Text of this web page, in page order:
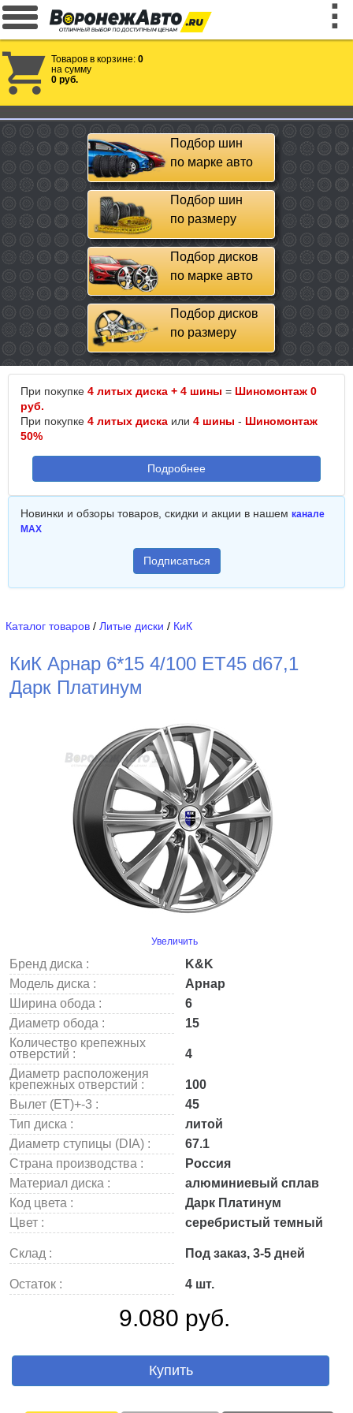
Товаров в корзине: 0
на сумму
0 руб.
Подбор шин
по марке авто
Подбор шин
по размеру
Подбор дисков
по марке авто
Подбор дисков
по размеру
При покупке 4 литых диска + 4 шины = Шиномонтаж 0
руб.
При покупке 4 литых диска или 4 шины - Шиномонтаж
50%
Подробнее
Новинки и обзоры товаров, скидки и акции в нашем канале
MAX
Подписаться
Каталог товаров / Литые диски / КиК
КиК Арнар 6*15 4/100 ET45 d67,1
Дарк Платинум
Увеличить
Бренд диска :
K&K
Модель диска :
Арнар
Ширина обода :
6
Диаметр обода :
15
Количество крепежных
отверстий :
4
Диаметр расположения
крепежных отверстий :
100
Вылет (ET)+-3 :
45
Тип диска :
литой
Диаметр ступицы (DIA) :
67.1
Страна производства :
Россия
Материал диска :
алюминиевый сплав
Код цвета :
Дарк Платинум
Цвет :
серебристый темный
Склад : Под заказ, 3-5 дней
Остаток : 4 шт.
9.080 руб.
Купить